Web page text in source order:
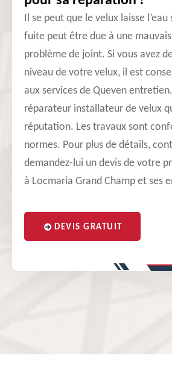
Il se peut que le velux laisse l’eau
fuite peut être due à une
problème de joint. Si vous avez
niveau de votre velux, il est
aux services de Queven entretien.
réparateur installateur de velux
réputation. Les travaux sont
normes. Pour plus de détails,
demandez-lui un devis de votre
à Locmaria Grand Champ et ses
DEVIS GRATUIT